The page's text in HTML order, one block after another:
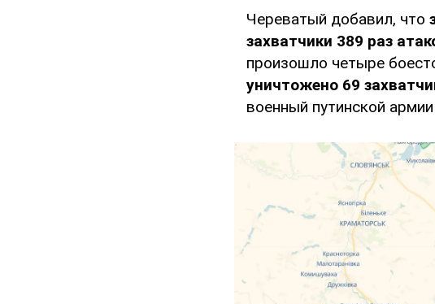
Череватый добавил, что
захватчики 389 раз
произошло четыре
уничтожено 69
военный путинской